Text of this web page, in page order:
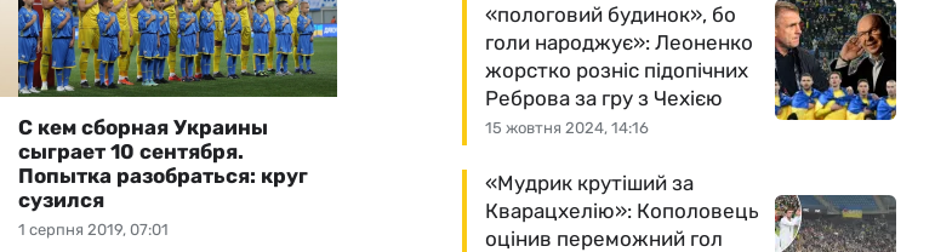
1 серпня 2019, 07:01
С кем сборная Украины
сыграет 10 сентября.
Попытка разобраться: круг
сузился
15 жовтня 2024, 14:16
«пологовий будинок», бо
голи народжує»: Леоненко
жорстко розніс підопічних
Реброва за гру з Чехією
«Мудрик крутіший за
Кварацхелію»: Кополовець
оцінив переможний гол